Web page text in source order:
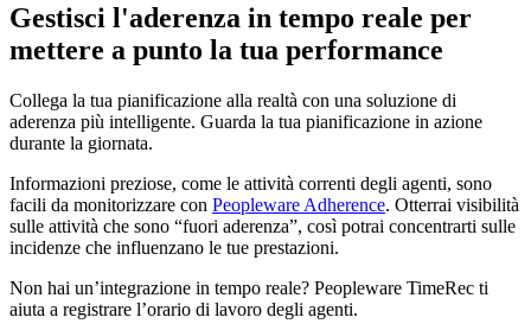
Gestisci l'aderenza in tempo reale per
mettere a punto la tua performance
Collega la tua pianificazione alla realtà con una soluzione di
aderenza più intelligente. Guarda la tua pianificazione in azione
durante la giornata.
Informazioni preziose, come le attività correnti degli agenti, sono
facili da monitorizzare con Peopleware Adherence. Otterrai visibilità
sulle attività che sono “fuori aderenza”, così potrai concentrarti sulle
incidenze che influenzano le tue prestazioni.
Non hai un’integrazione in tempo reale? Peopleware TimeRec ti
aiuta a registrare l’orario di lavoro degli agenti.